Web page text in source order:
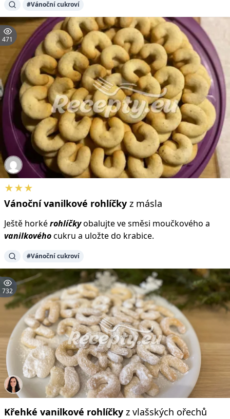
#Vánoční cukroví
471
★★★
Vánoční vanilkové rohlíčky z másla
Ještě horkérohlíčkyobalujte ve směsi moučkového a
vanilkovéhocukru a uložte do krabice.
#Vánoční cukroví
732
Křehké vanilkové rohlíčky z vlašských ořechů